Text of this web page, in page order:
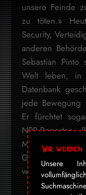
unsere Feinde
zu töten.»
Security,
anderen
Sebastian
Welt leben, in
Datenbank
jede Bewegung
Er fürchtet
NPR-Reporter
Mitarbeiter
verpflichtet.»
Wir werden
Unsere